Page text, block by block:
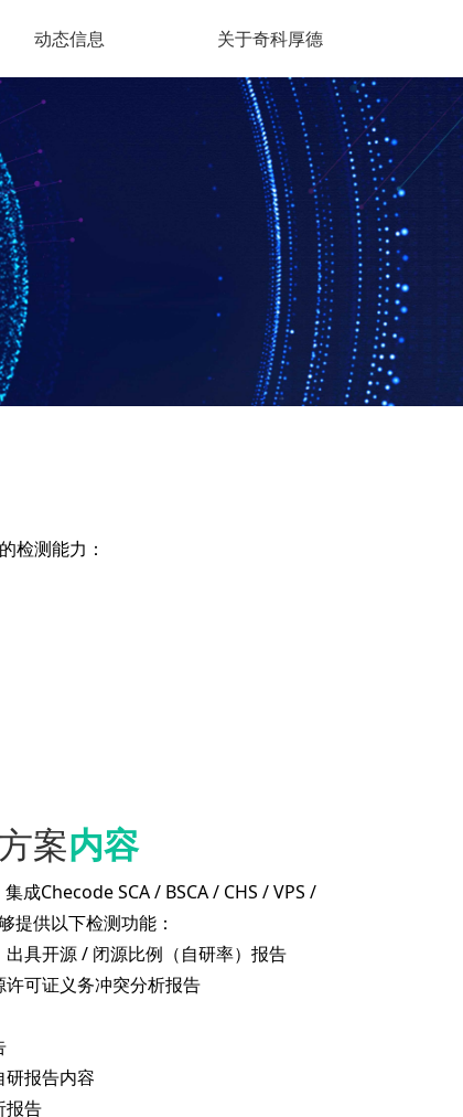
动态信息 关于奇科厚德
检测能力：
方案内容
成Checode SCA / BSCA / CHS / VPS /
提供以下检测功能：
具开源 / 闭源比例（自研率）报告
可证义务冲突分析报告
研报告内容
报告